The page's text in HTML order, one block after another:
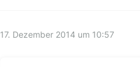
17. Dezember 2014 um 10:57